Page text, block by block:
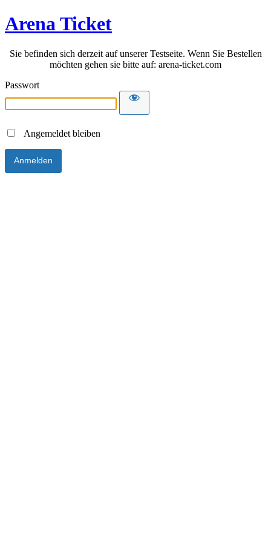
Arena Ticket
Sie befinden sich derzeit auf unserer Testseite. Wenn Sie Bestellen
möchten gehen sie bitte auf: arena-ticket.com
Passwort
Angemeldet bleiben